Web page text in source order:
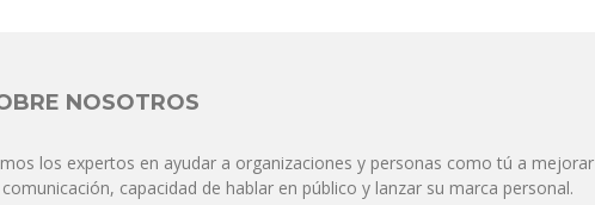
los
NOSOTROS
los expertos en ayudar a organizaciones y personas como tú a mejorar
capacidad de hablar en público y lanzar su marca personal.